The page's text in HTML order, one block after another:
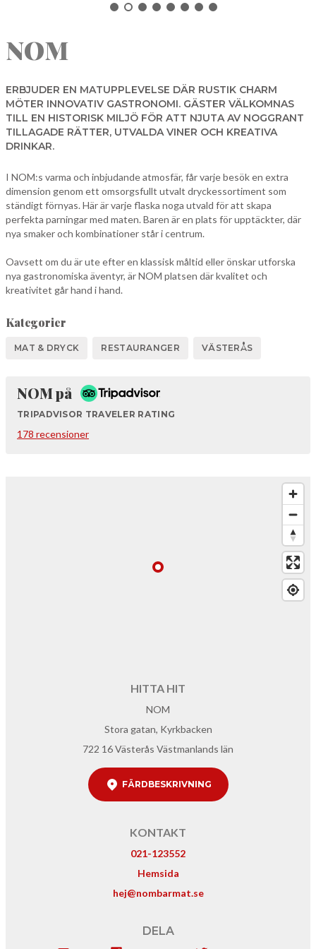
SALA
SKINNSKATTEBERG
SURAHAMMAR
VÄSTERÅS
Sök
NOM
ERBJUDER EN MATUPPLEVELSE DÄR RUSTIK CHARM
MÖTER INNOVATIV GASTRONOMI. GÄSTER VÄLKOMNAS
TILL EN HISTORISK MILJÖ FÖR ATT NJUTA AV NOGGRANT
TILLAGADE RÄTTER, UTVALDA VINER OCH KREATIVA
DRINKAR.
I NOM:s varma och inbjudande atmosfär, får varje besök en extra
dimension genom ett omsorgsfullt utvalt dryckessortiment som
ständigt förnyas. Här är varje flaska noga utvald för att skapa
perfekta parningar med maten. Baren är en plats för upptäckter, där
nya smaker och kombinationer står i centrum.
Oavsett om du är ute efter en klassisk måltid eller önskar utforska
nya gastronomiska äventyr, är NOM platsen där kvalitet och
kreativitet går hand i hand.
Kategorier
MAT & DRYCK RESTAURANGER VÄSTERÅS
NOM på Tripadvisor
TRIPADVISOR TRAVELER RATING
178 recensioner
HITTA HIT
NOM
Stora gatan, Kyrkbacken
722 16 Västerås Västmanlands län
FÄRDBESKRIVNING
KONTAKT
021-123552
Hemsida
hej@nombarmat.se
DELA